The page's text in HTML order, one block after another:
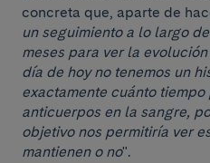
concreta que, aparte de
un seguimiento a lo largo
meses para ver la
día de hoy no tenemos un
exactamente cuánto
anticuerpos en la sangre,
objetivo nos permitiría ver
mantienen o no".